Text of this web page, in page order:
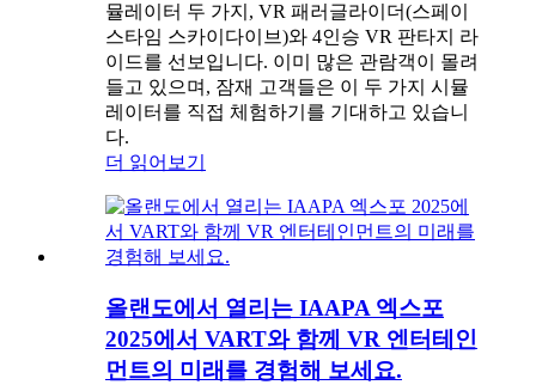
뮬레이터 두 가지, VR 패러글라이더(스페이
스타임 스카이다이브)와 4인승 VR 판타지 라
이드를 선보입니다. 이미 많은 관람객이 몰려
들고 있으며, 잠재 고객들은 이 두 가지 시뮬
레이터를 직접 체험하기를 기대하고 있습니
다.
더 읽어보기
올랜도에서 열리는 IAAPA 엑스포
2025에서 VART와 함께 VR 엔터테인
먼트의 미래를 경험해 보세요.